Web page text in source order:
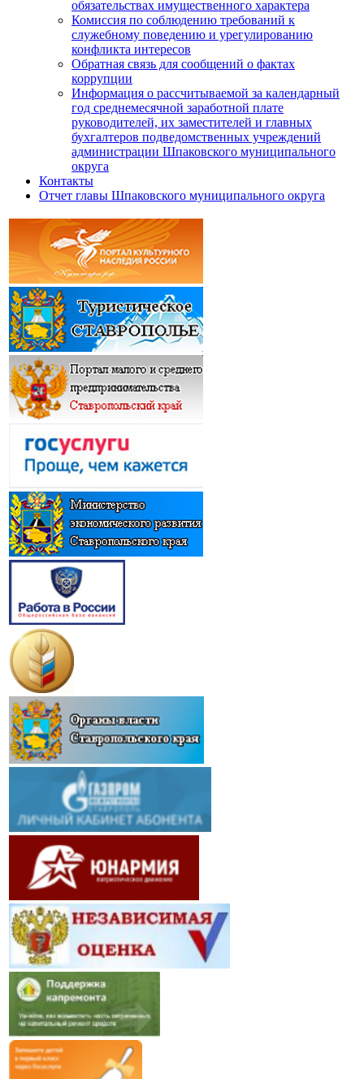
обязательствах имущественного характера
Комиссия по соблюдению требований к
служебному поведению и урегулированию
конфликта интересов
Обратная связь для сообщений о фактах
коррупции
Информация о рассчитываемой за календарный
год среднемесячной заработной плате
руководителей, их заместителей и главных
бухгалтеров подведомственных учреждений
администрации Шпаковского муниципального
округа
Контакты
Отчет главы Шпаковского муниципального округа